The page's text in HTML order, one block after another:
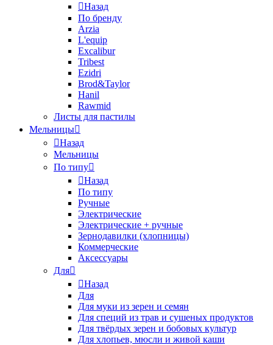
Назад
По бренду
Arzia
L'equip
Excalibur
Tribest
Ezidri
Brod&Taylor
Hanil
Rawmid
Листы для пастилы
Мельницы
Назад
Мельницы
По типу
Назад
По типу
Ручные
Электрические
Электрические + ручные
Зернодавилки (хлопницы)
Коммерческие
Аксессуары
Для
Назад
Для
Для муки из зерен и семян
Для специй из трав и сушеных продуктов
Для твёрдых зерен и бобовых культур
Для хлопьев, мюсли и живой каши